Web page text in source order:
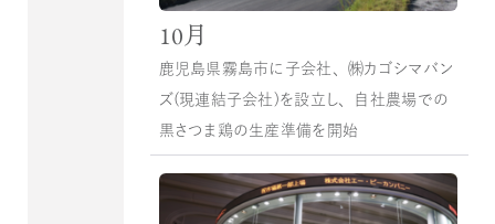
10月
鹿児島県霧島市に子会社、㈱カゴシマバン
ズ（現連結子会社）を設立し、自社農場での
黒さつま鶏の生産準備を開始